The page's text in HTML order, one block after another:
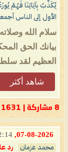
يُكَذِّبُ بِآيَاتِنَا فَهُمْ
الأول إلى الناس
سلام الله
بيانك الحق
العظيم لقد سلط
شاهد أكثر
8 مشاركة | 1631 مشاهدة
07-08-2026,
AM
محمد عزمان رد